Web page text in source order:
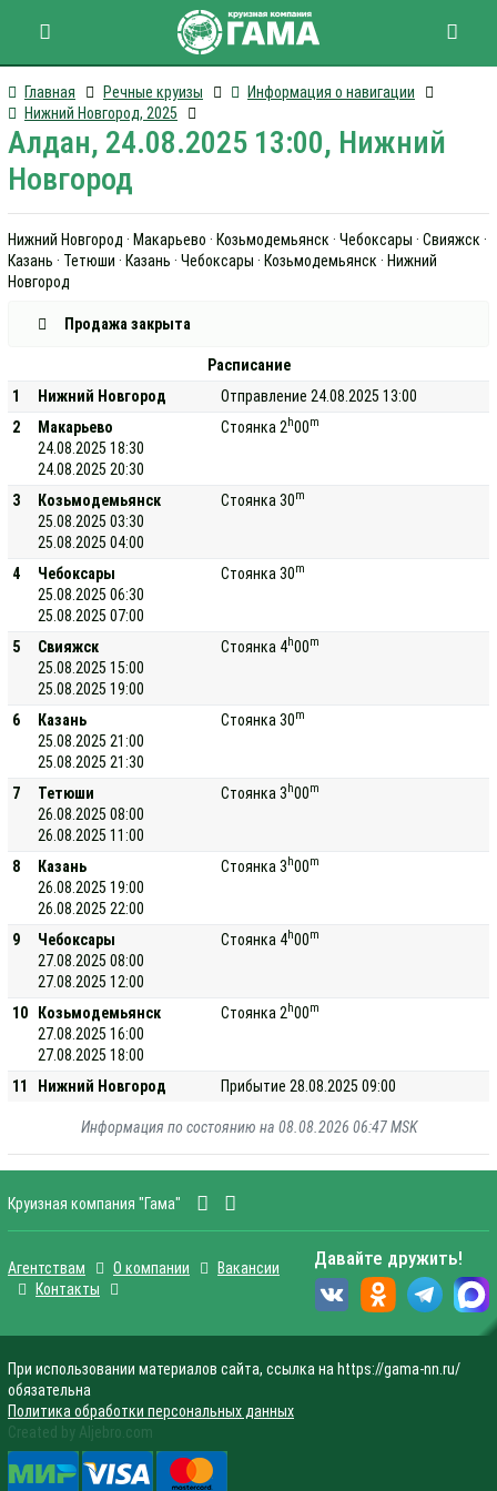
Главная Речные круизы
Информация о навигации
Нижний Новгород, 2025
Алдан, 24.08.2025 13:00, Нижний
Новгород
Нижний Новгород · Макарьево · Козьмодемьянск · Чебоксары · Свияжск ·
Казань · Тетюши · Казань · Чебоксары · Козьмодемьянск · Нижний
Новгород
Продажа закрыта
Расписание
1
Нижний Новгород
Отправление 24.08.2025 13:00
2
Макарьево
24.08.2025 18:30
24.08.2025 20:30
Стоянка 2 h00m
3
Козьмодемьянск
25.08.2025 03:30
25.08.2025 04:00
Стоянка 30m
4
Чебоксары
25.08.2025 06:30
25.08.2025 07:00
Стоянка 30m
5
Свияжск
25.08.2025 15:00
25.08.2025 19:00
Стоянка 4h00m
6
Казань
25.08.2025 21:00
25.08.2025 21:30
Стоянка 30m
7
Тетюши
26.08.2025 08:00
26.08.2025 11:00
Стоянка 3 h00m
8
Казань
26.08.2025 19:00
26.08.2025 22:00
Стоянка 3 h00m
9
Чебоксары
27.08.2025 08:00
27.08.2025 12:00
Стоянка 4h00m
10
Козьмодемьянск
27.08.2025 16:00
27.08.2025 18:00
Стоянка 2 h00m
11 Нижний Новгород Прибытие 28.08.2025 09:00
Информация по состоянию на 08.08.2026 06:47 MSK
Круизная компания "Гама"
Агентствам О компании
Вакансии
Контакты
Давайте дружить!
При использовании материалов сайта, ссылка на https://gama-nn.ru/
обязательна
Политика обработки персональных данных
Created by Aljebro.com